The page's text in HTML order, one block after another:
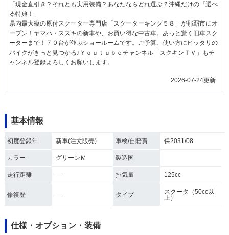
「現金直引き？それとも実用装備？あなたならどれ選ぶ？沖縄だけの『選べ
る特典！」
県内最大級の原付スクーター専門店「スクーターキング５８」が那覇市にオ
ープン！ヤマハ・スズキの新車や、お買い得な中古車。あっと驚く旧車スク
ーターまで！７０台が並ぶショールームです。ご予算、使い方にピッタリの
バイクがきっと見つかる♪Ｙｏｕｔｕｂｅチャンネル「スクキンＴＶ」もチ
ャンネル登録よろしくお願いします。
2026-07-24更新
基本情報
初度登録年 新車(注文販売) 車検/自賠責 保2031/08
カラー グリーンＭ 製造国
走行距離 ― 排気量 125cc
修復歴 ― タイプ
スクータ（50cc以
上）
仕様・オプション・装備